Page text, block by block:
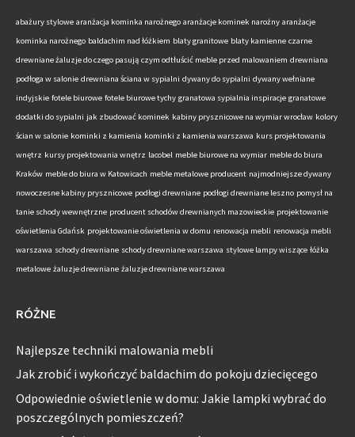
abażury stylowe aranżacja kominka narożnego aranżacje kominek narożny aranżacje
kominka narożnego baldachim nad łóżkiem blaty granitowe blaty kamienne czarne
drewniane żaluzje do czego pasują czym odtłuścić meble przed malowaniem drewniana
podłoga w salonie drewniana ściana w sypialni dywany do sypialni dywany wełniane
indyjskie fotele biurowe fotele biurowe tychy granatowa sypialnia inspiracje granatowe
dodatki do sypialni jak zbudować kominek kabiny prysznicowe na wymiar wrocław kolory
ścian w salonie kominki z kamienia kominki z kamienia warszawa kurs projektowania
wnętrz kursy projektowania wnętrz lacobel meble biurowe na wymiar meble do biura
Kraków meble do biura w Katowicach meble metalowe producent najmodniejsze dywany
nowoczesne kabiny prysznicowe podłogi drewniane podłogi drewniane leszno pomysł na
tanie schody wewnętrzne producent schodów drewnianych mazowieckie projektowanie
oświetlenia Gdańsk projektowanie oświetlenia w domu renowacja mebli renowacja mebli
warszawa schody drewniane schody drewniane warszawa stylowe lampy wiszące łóżka
metalowe żaluzje drewniane żaluzje drewniane warszawa
RÓŻNE
Najlepsze techniki malowania mebli
Jak zrobić i wykończyć baldachim do pokoju dziecięcego
Odpowiednie oświetlenie w domu: Jakie lampki wybrać do
poszczególnych pomieszczeń?